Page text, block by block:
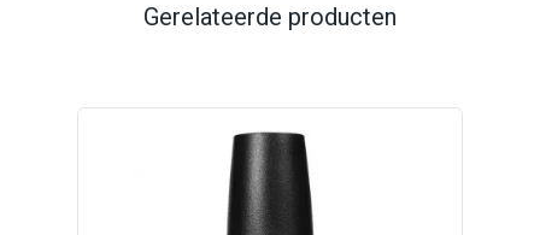
Gerelateerde producten